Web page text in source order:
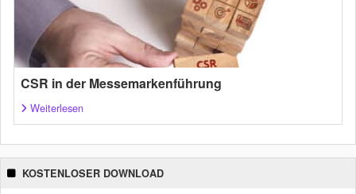
CSR in der Messemarkenführung
Weiterlesen
KOSTENLOSER DOWNLOAD